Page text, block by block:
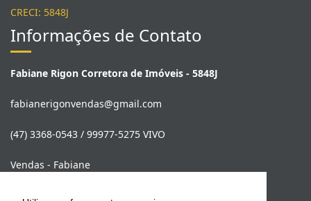
CRECI: 5848J
Informações de Contato
Fabiane Rigon Corretora de Imóveis - 5848J
fabianerigonvendas@gmail.com
(47) 3368-0543 / 99977-5275 VIVO
Vendas - Fabiane